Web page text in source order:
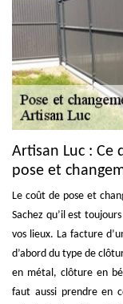
Artisan Luc : Ce
pose et
Le coût de pose et
Sachez qu’il est
vos lieux. La facture
d’abord du type de
en métal, clôture en
faut aussi prendre en